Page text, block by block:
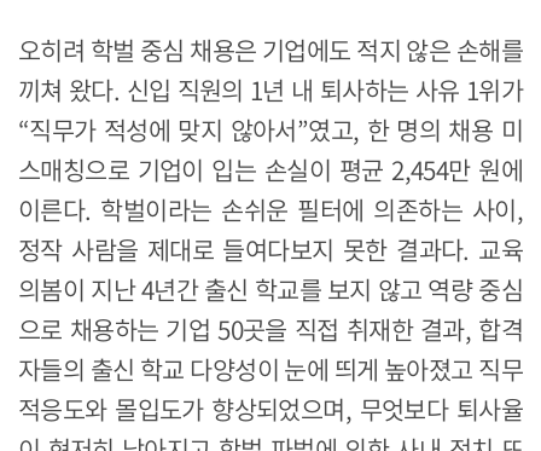
오히려 학벌 중심 채용은 기업에도 적지 않은 손해를
끼쳐 왔다. 신입 직원의 1년 내 퇴사하는 사유 1위가
“직무가 적성에 맞지 않아서”였고, 한 명의 채용 미
스매칭으로 기업이 입는 손실이 평균 2,454만 원에
이른다. 학벌이라는 손쉬운 필터에 의존하는 사이,
정작 사람을 제대로 들여다보지 못한 결과다. 교육
의봄이 지난 4년간 출신 학교를 보지 않고 역량 중심
으로 채용하는 기업 50곳을 직접 취재한 결과, 합격
자들의 출신 학교 다양성이 눈에 띄게 높아졌고 직무
적응도와 몰입도가 향상되었으며, 무엇보다 퇴사율